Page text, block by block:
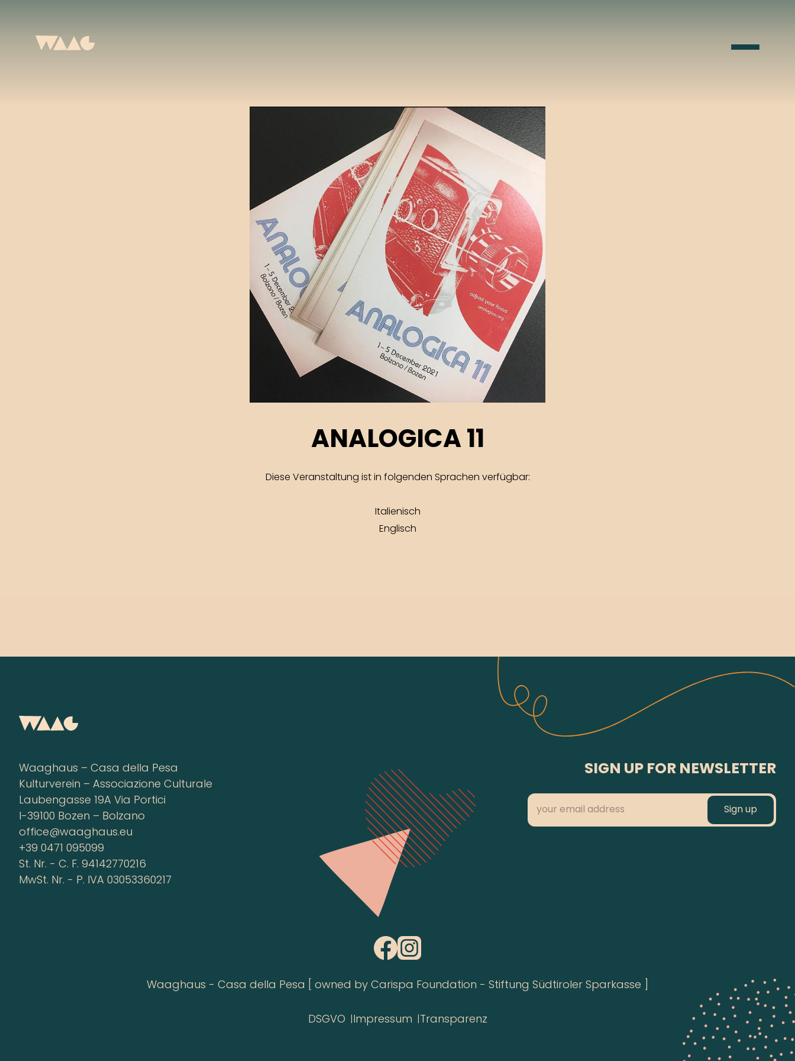
ANALOGICA 11
Diese Veranstaltung ist in folgenden Sprachen verfügbar:
Italienisch
Englisch
Waaghaus – Casa della Pesa
Kulturverein – Associazione Culturale
Laubengasse 19A Via Portici
I-39100 Bozen – Bolzano
office@waaghaus.eu
+39 0471 095099
St. Nr. - C. F. 94142770216
MwSt. Nr. - P. IVA 03053360217
SIGN UP FOR NEWSLETTER
Waaghaus - Casa della Pesa [ owned by Carispa Foundation - Stiftung Südtiroler Sparkasse ]
DSGVO Impressum Transparenz